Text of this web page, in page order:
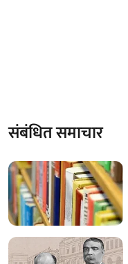
संबंधित समाचार